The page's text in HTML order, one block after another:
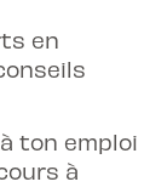
en
ton emploi
à